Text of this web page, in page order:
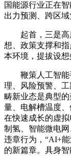
国能源行业正在
出力预测、跨区域
起首，三是高
想、政策支撑和
本环境，提拔设想
鞭策人工智能
理、风险预警、
畴新业态是典型
量、电解槽温度
在快速成长的虚
制氢、智能微电
违章行为，“AI+
的新篇章。具身